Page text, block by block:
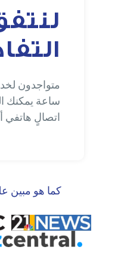
ساعة يمكنك
اتصالٍ هاتفي
كما هو مبين